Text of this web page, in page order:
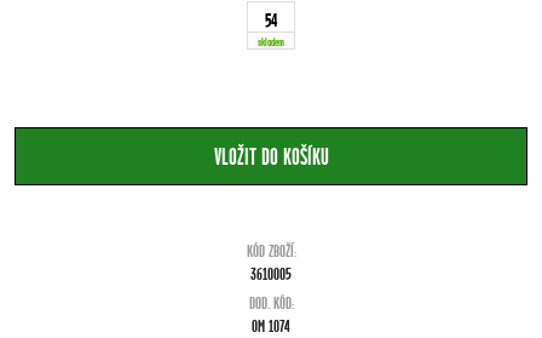
54
skladem
KÓD ZBOŽÍ:
3610005
DOD. KÓD:
OM 1074